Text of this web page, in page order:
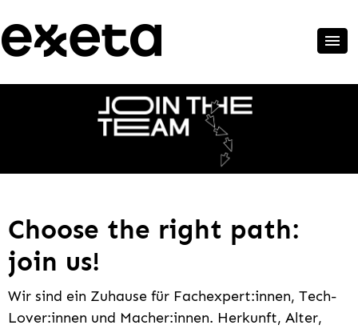
Choose the right path:
join us!
Wir sind ein Zuhause für Fachexpert:innen, Tech-
Lover:innen und Macher:innen. Herkunft, Alter,